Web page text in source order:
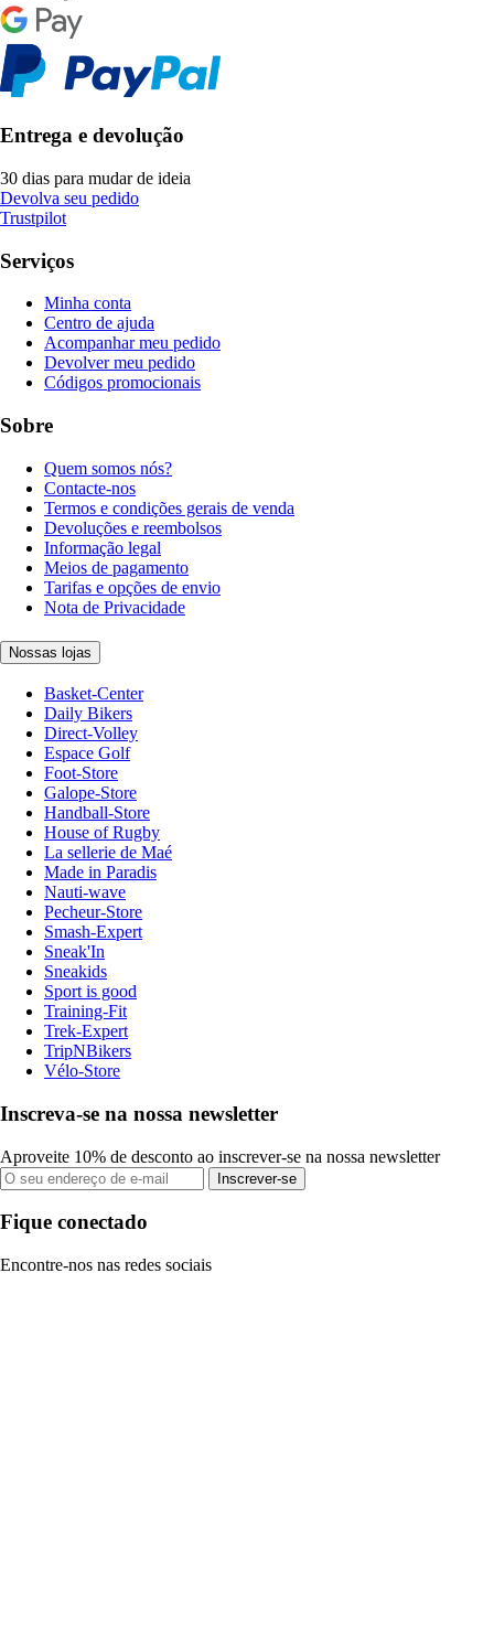
Entrega e devolução
30 dias para mudar de ideia
Devolva seu pedido
Trustpilot
Serviços
Minha conta
Centro de ajuda
Acompanhar meu pedido
Devolver meu pedido
Códigos promocionais
Sobre
Quem somos nós?
Contacte-nos
Termos e condições gerais de venda
Devoluções e reembolsos
Informação legal
Meios de pagamento
Tarifas e opções de envio
Nota de Privacidade
Nossas lojas
Basket-Center
Daily Bikers
Direct-Volley
Espace Golf
Foot-Store
Galope-Store
Handball-Store
House of Rugby
La sellerie de Maé
Made in Paradis
Nauti-wave
Pecheur-Store
Smash-Expert
Sneak'In
Sneakids
Sport is good
Training-Fit
Trek-Expert
TripNBikers
Vélo-Store
Inscreva-se na nossa newsletter
Aproveite 10% de desconto ao inscrever-se na nossa newsletter
Inscrever-se
Fique conectado
Encontre-nos nas redes sociais